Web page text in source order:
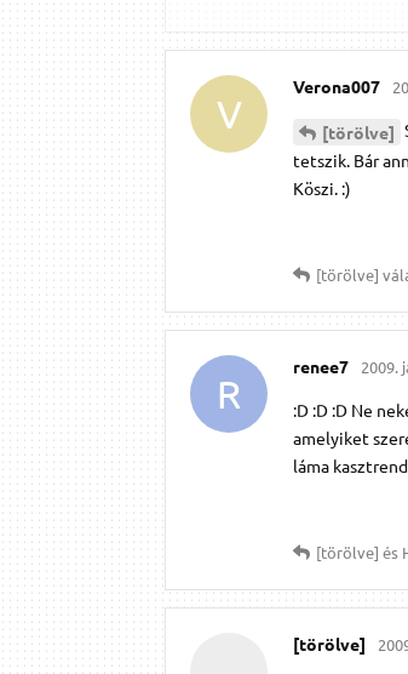
V
Verona007
[törölve]
tetszik. Bár
Köszi. :)
[törölve]
R
renee7 2009.
:D :D :D Ne
amelyiket
láma
[törölve] és
[törölve]